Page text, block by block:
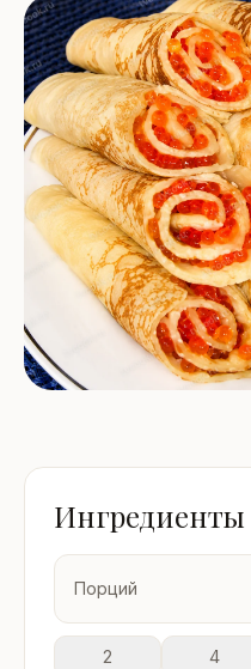
Ингредиенты
Порций
2 4